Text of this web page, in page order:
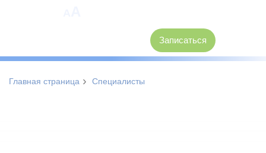
Записаться
Главная страница › Специалисты